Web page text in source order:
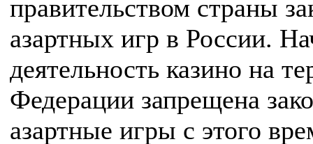
правительством страны
азартных игр в России.
деятельность казино на
Федерации запрещена
азартные игры с этого